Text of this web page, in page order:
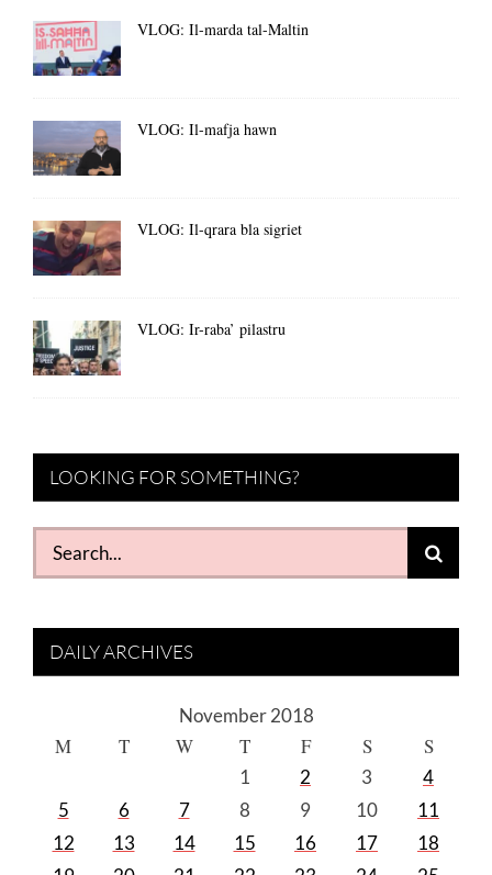
VLOG: Il-marda tal-Maltin
VLOG: Il-mafja hawn
VLOG: Il-qrara bla sigriet
VLOG: Ir-raba’ pilastru
LOOKING FOR SOMETHING?
Search
for:
DAILY ARCHIVES
November 2018
M T W T F S S
1 2 3
4
5
6 7 8 9 10
11
12
13 14 15 16 17
18